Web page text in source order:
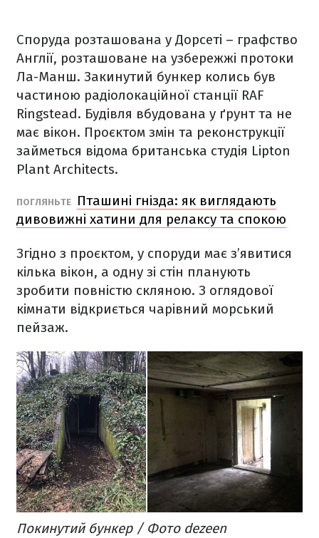
Споруда розташована у Дорсеті – графство
Англії, розташоване на узбережжі протоки
Ла-Манш. Закинутий бункер колись був
частиною радіолокаційної станції RAF
Ringstead. Будівля вбудована у ґрунт та не
має вікон. Проєктом змін та реконструкції
займеться відома британська студія Lipton
Plant Architects.
ПОГЛЯНЬТЕ
Пташині гнізда: як виглядають
дивовижні хатини для релаксу та спокою
Згідно з проєктом, у споруди має з’явитися
кілька вікон, а одну зі стін планують
зробити повністю скляною. З оглядової
кімнати відкриється чарівний морський
пейзаж.
Покинутий бункер / Фото dezeen